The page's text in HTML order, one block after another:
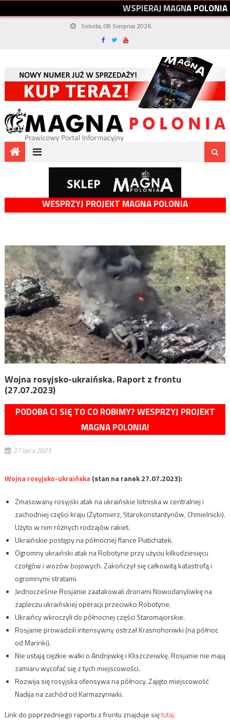
WSPIERAJMAGNAPOLONIA
Sobota, 08 Sierpnia 2026
WESPRZYJ PROJEKT MAGNA POLONIA
Wojna rosyjsko-ukraińska. Raport z frontu
(27.07.2023)
PODOBA CI SIĘ TO CO ROBIMY? WESPRZYJ PROJEKT
MAGNA POLONIA!
27 lipca 2023
Wojna rosyjsko-ukraińska(stan na ranek 27.07.2023):
Zmasowany rosyjski atak na ukraińskie lotniska w centralnej i
zachodniej części kraju (Żytomierz, Starokonstantynów, Chmielnicki).
Użyto w nim różnych rodzajów rakiet.
Ukraińskie postępy na północnej flance Piatichatek.
Ogromny ukraiński atak na Robotyne przy użyciu kilkudziesięcu
czołgów i wozów bojowych. Zakończył się całkowitą katastrofą i
ogromnymi stratami.
Jednocześnie Rosjanie zaatakowali dronami Nowodanyliwkę na
zapleczu ukraińskiej operacji przeciwko Robotyne.
Ukraińcy wkroczyli do północnej części Staromajorskie.
Rosjanie prowadzili intensywny ostrzał Krasnohoriwki (na północ
od Marinki).
Nie ustają ciężkie walki o Andrijiwkę i Kliszczeiwkę. Rosjanie nie mają
zamiaru wycofać się z tych miejscowości.
Rozwija się rosyjska ofensywa na północy. Zajęto miejscowość
Nadija na zachód od Karmazyniwki.
Link do poprzedniego raportu z frontu znajduje siętutaj.